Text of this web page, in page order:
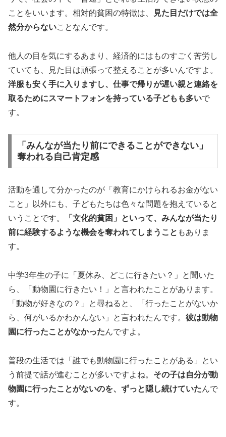
ことをいいます。相対的貧困の特徴は、
見た目だけでは全
然分からないことなんです。
他人の目を気にするあまり、経済的にはものすごく苦労し
ていても、見た目は頑張って整えることが多いんですよ。
洋服も安く手に入りますし、仕事で帰りが遅い親と連絡を
取るためにスマートフォンを持っている子どもも多いで
す。
「みんなが当たり前にできることができない」
奪われる自己肯定感
活動を通して分かったのが「教育にかけられるお金がない
こと」以外にも、子どもたちは色々な問題を抱えていると
いうことです。
「文化的貧困」といって、みんなが当たり
前に経験するような機会を奪われてしまうこと もありま
す。
中学3年生の子に「夏休み、どこに行きたい？」と聞いた
ら、「動物園に行きたい！」と言われたことがあります。
「動物が好きなの？」と尋ねると、「行ったことがないか
ら、何がいるかわかんない」と言われたんです。 彼は動物
園に行ったことがなかったんですよ。
普段の生活では「誰でも動物園に行ったことがある」とい
う前提で話が進むことが多いですよね。 その子は自分が動
物園に行ったことがないのを、ずっと隠し続けていたんで
す。